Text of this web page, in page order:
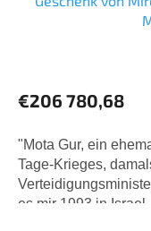
€206 780,68
"Mota Gur, ein
Tage-Krieges,
es mir 1993 in